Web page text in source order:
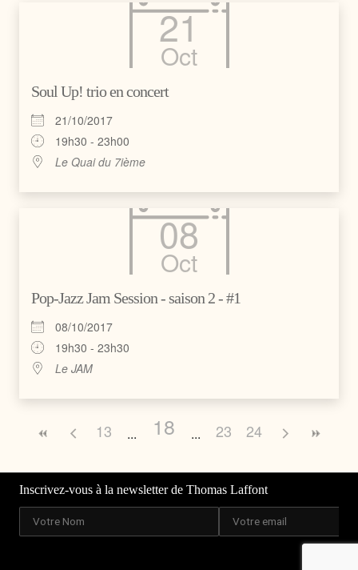
21
Oct
Soul Up! trio en concert
21/10/2017
19h30 - 23h00
Le Quai du 7ième
08
Oct
Pop-Jazz Jam Session - saison 2 - #1
08/10/2017
19h30 - 23h30
Le JAM
13 18 23 24
Inscrivez-vous à la newsletter de Thomas Laffont